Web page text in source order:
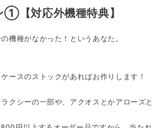
【対応外機種特典】
機種がなかった！というあなた。
ースのストックがあればお作りします！
クシーの一部や、アクオスとかアローズと